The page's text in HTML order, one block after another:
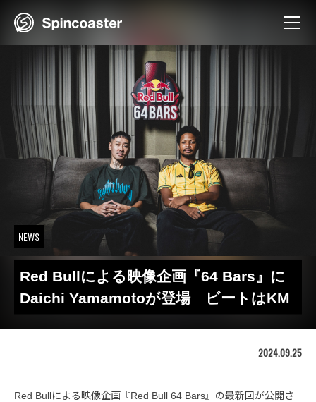
NEWS
Red Bullによる映像企画『64 Bars』に
Daichi Yamamotoが登場 ビートはKM
2024.09.25
Red Bullによる映像企画『Red Bull 64 Bars』の最新回が公開さ